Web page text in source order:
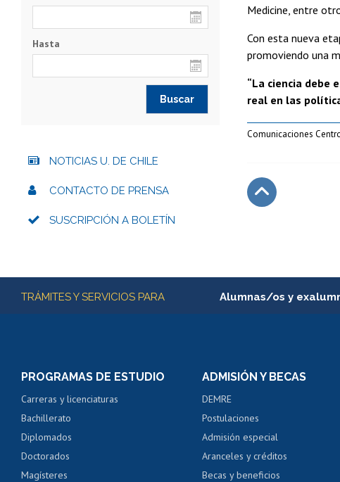
Medicine, entre
Con esta nueva
promoviendo una
“La ciencia debe
real en las
Comunicaciones
Hasta
NOTICIAS U. DE CHILE
CONTACTO DE PRENSA
SUSCRIPCIÓN A BOLETÍN
Más información
TRÁMITES Y SERVICIOS PARA Alumnas/os y
Servicio médico y dental
Pago de arancel y crédito
Pago de arancel y crédito
Certificado de títulos y
PROGRAMAS DE ESTUDIO
Carreras y licenciaturas
Bachillerato
Diplomados
Doctorados
Magísteres
ADMISIÓN Y BECAS
DEMRE
Postulaciones
Admisión especial
Aranceles y créditos
Becas y beneficios